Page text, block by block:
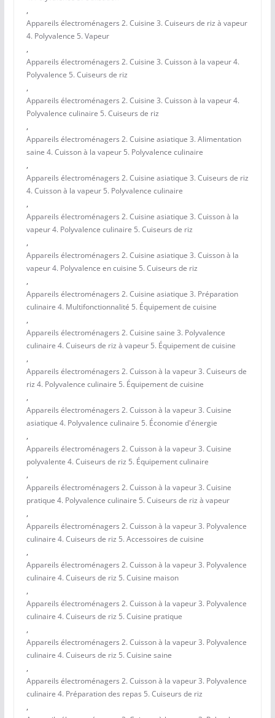
,
Appareils électroménagers 2. Cuisine 3. Cuiseurs de riz à vapeur
4. Polyvalence 5. Vapeur
,
Appareils électroménagers 2. Cuisine 3. Cuisson à la vapeur 4.
Polyvalence 5. Cuiseurs de riz
,
Appareils électroménagers 2. Cuisine 3. Cuisson à la vapeur 4.
Polyvalence culinaire 5. Cuiseurs de riz
,
Appareils électroménagers 2. Cuisine asiatique 3. Alimentation
saine 4. Cuisson à la vapeur 5. Polyvalence culinaire
,
Appareils électroménagers 2. Cuisine asiatique 3. Cuiseurs de riz
4. Cuisson à la vapeur 5. Polyvalence culinaire
,
Appareils électroménagers 2. Cuisine asiatique 3. Cuisson à la
vapeur 4. Polyvalence culinaire 5. Cuiseurs de riz
,
Appareils électroménagers 2. Cuisine asiatique 3. Cuisson à la
vapeur 4. Polyvalence en cuisine 5. Cuiseurs de riz
,
Appareils électroménagers 2. Cuisine asiatique 3. Préparation
culinaire 4. Multifonctionnalité 5. Équipement de cuisine
,
Appareils électroménagers 2. Cuisine saine 3. Polyvalence
culinaire 4. Cuiseurs de riz à vapeur 5. Équipement de cuisine
,
Appareils électroménagers 2. Cuisson à la vapeur 3. Cuiseurs de
riz 4. Polyvalence culinaire 5. Équipement de cuisine
,
Appareils électroménagers 2. Cuisson à la vapeur 3. Cuisine
asiatique 4. Polyvalence culinaire 5. Économie d'énergie
,
Appareils électroménagers 2. Cuisson à la vapeur 3. Cuisine
polyvalente 4. Cuiseurs de riz 5. Équipement culinaire
,
Appareils électroménagers 2. Cuisson à la vapeur 3. Cuisine
pratique 4. Polyvalence culinaire 5. Cuiseurs de riz à vapeur
,
Appareils électroménagers 2. Cuisson à la vapeur 3. Polyvalence
culinaire 4. Cuiseurs de riz 5. Accessoires de cuisine
,
Appareils électroménagers 2. Cuisson à la vapeur 3. Polyvalence
culinaire 4. Cuiseurs de riz 5. Cuisine maison
,
Appareils électroménagers 2. Cuisson à la vapeur 3. Polyvalence
culinaire 4. Cuiseurs de riz 5. Cuisine pratique
,
Appareils électroménagers 2. Cuisson à la vapeur 3. Polyvalence
culinaire 4. Cuiseurs de riz 5. Cuisine saine
,
Appareils électroménagers 2. Cuisson à la vapeur 3. Polyvalence
culinaire 4. Préparation des repas 5. Cuiseurs de riz
,